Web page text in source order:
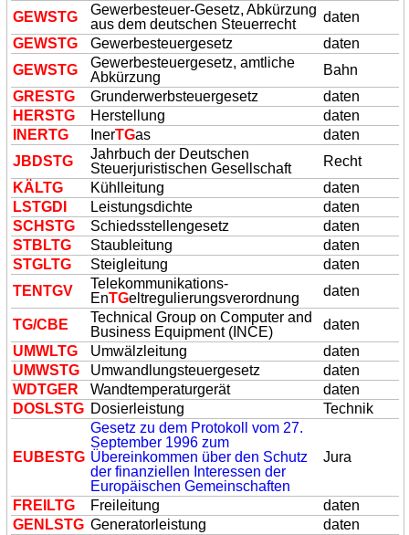
GEWSTG
Gewerbesteuer-Gesetz, Abkürzung
aus dem deutschen Steuerrecht
daten
GEWSTG Gewerbesteuergesetz
daten
GEWSTG
Gewerbesteuergesetz, amtliche
Abkürzung
Bahn
GRESTG Grunderwerbsteuergesetz
daten
HERSTG Herstellung
daten
INERTG InerTGas
daten
JBDSTG
Jahrbuch der Deutschen
Steuerjuristischen Gesellschaft
Recht
KÄLTG Kühlleitung
daten
LSTGDI Leistungsdichte
daten
SCHSTG Schiedsstellengesetz
daten
STBLTG Staubleitung
daten
STGLTG Steigleitung
daten
TENTGV
Telekommunikations-
EnTGeltregulierungsverordnung daten
TG/CBE
Technical Group on Computer and
Business Equipment (INCE)
daten
UMWLTG Umwälzleitung
daten
UMWSTG Umwandlungsteuergesetz
daten
WDTGER Wandtemperaturgerät
daten
DOSLSTG Dosierleistung Technik
EUBESTG
Gesetz zu dem Protokoll vom 27.
September 1996 zum
Übereinkommen über den Schutz
der finanziellen Interessen der
Europäischen Gemeinschaften
Jura
FREILTG Freileitung
daten
GENLSTG Generatorleistung
daten